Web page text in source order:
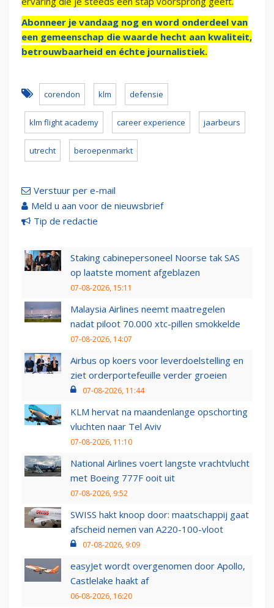
Abonneer je vandaag nog en word onderdeel van
een gemeenschap die waarde hecht aan kwaliteit,
betrouwbaarheid en échte journalistiek.
corendon klm defensie
klm flight academy career experience jaarbeurs
utrecht beroepenmarkt
Verstuur per e-mail
Meld u aan voor de nieuwsbrief
Tip de redactie
Staking cabinepersoneel Noorse tak SAS
op laatste moment afgeblazen
07-08-2026, 15:11
Malaysia Airlines neemt maatregelen
nadat piloot 70.000 xtc-pillen smokkelde
07-08-2026, 14:07
Airbus op koers voor leverdoelstelling en
ziet orderportefeuille verder groeien
07-08-2026, 11:44
KLM hervat na maandenlange opschorting
vluchten naar Tel Aviv
07-08-2026, 11:10
National Airlines voert langste vrachtvlucht
met Boeing 777F ooit uit
07-08-2026, 9:52
SWISS hakt knoop door: maatschappij gaat
afscheid nemen van A220-100-vloot
07-08-2026, 9:09
easyJet wordt overgenomen door Apollo,
Castlelake haakt af
06-08-2026, 16:20